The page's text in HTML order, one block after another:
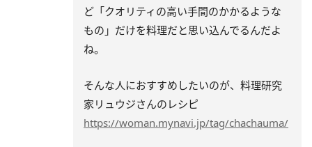
ど「クオリティの高い手間のかかるような
もの」だけを料理だと思い込んでるんだよ
ね。
そんな人におすすめしたいのが、料理研究
家リュウジさんのレシピ
https://woman.mynavi.jp/tag/chachauma/